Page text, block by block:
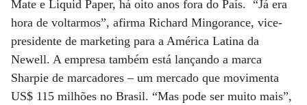
Mate e Liquid Paper, há oito anos fora do País. “Já era
hora de voltarmos”, afirma Richard Mingorance, vice-
presidente de marketing para a América Latina da
Newell. A empresa também está lançando a marca
Sharpie de marcadores – um mercado que movimenta
US$ 115 milhões no Brasil. “Mas pode ser muito mais”,